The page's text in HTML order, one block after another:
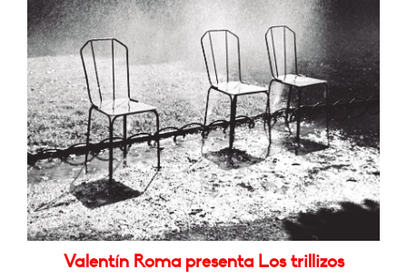
Valentín Roma presenta Los trillizos